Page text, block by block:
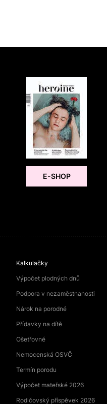
E-SHOP
Kalkulačky
Výpočet plodných dnů
Podpora v nezaměstnanosti
Nárok na porodné
Přídavky na dítě
Ošetřovné
Nemocenská OSVČ
Termín porodu
Výpočet mateřské 2026
Rodičovský příspěvek 2026